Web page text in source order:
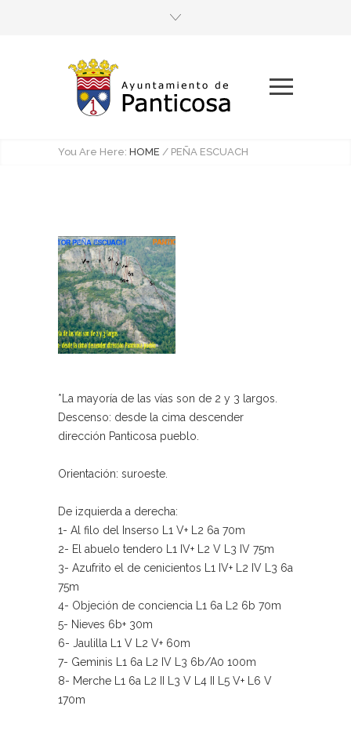
You Are Here: HOME / PEÑA ESCUACH
*La mayoría de las vías son de 2 y 3 largos.
Descenso: desde la cima descender
dirección Panticosa pueblo.
Orientación: suroeste.
De izquierda a derecha:
1- Al filo del Inserso L1 V+ L2 6a 70m
2- El abuelo tendero L1 IV+ L2 V L3 IV 75m
3- Azufrito el de cenicientos L1 IV+ L2 IV L3 6a
75m
4- Objeción de conciencia L1 6a L2 6b 70m
5- Nieves 6b+ 30m
6- Jaulilla L1 V L2 V+ 60m
7- Geminis L1 6a L2 IV L3 6b/A0 100m
8- Merche L1 6a L2 II L3 V L4 II L5 V+ L6 V
170m